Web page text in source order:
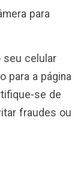
para
seu celular
para a página
se de
fraudes ou